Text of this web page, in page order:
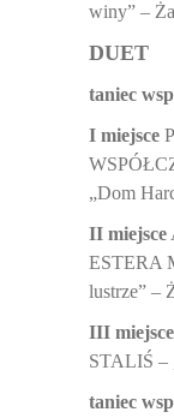
winy” –
DUET
taniec
I miejsce
„Dom
II miejsce
ESTERA
lustrze” –
III miejsce
STALIŚ –
taniec